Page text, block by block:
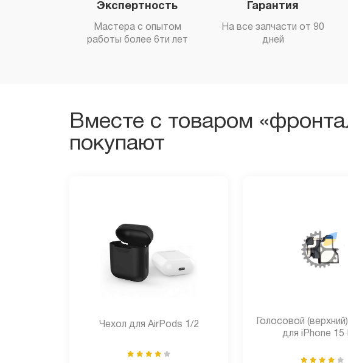
Экспертность
Мастера с опытом
работы более 6ти лет
Гарантия
На все запчасти от 90
дней
Вместе с товаром
покупают
Чехол для AirPods 1/2
Голосовой
для iPhone 15